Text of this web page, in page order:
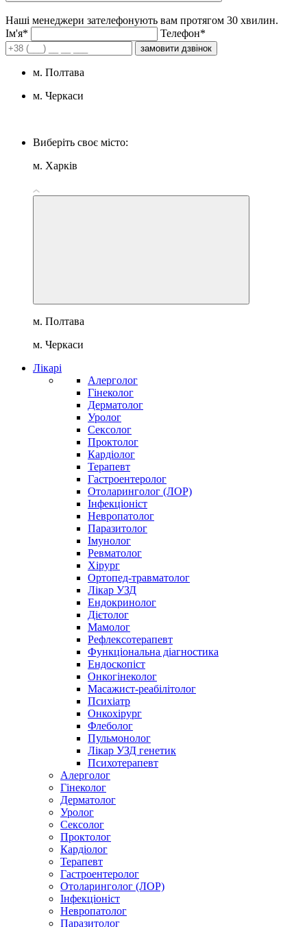
Наші менеджери зателефонують вам протягом 30 хвилин.
Iм'я*
Телефон*
замовити дзвінок
м. Полтава
м. Черкаси
Виберіть своє місто:
м. Харків
м. Полтава
м. Черкаси
Лікарі
Алерголог
Гінеколог
Дерматолог
Уролог
Сексолог
Проктолог
Кардіолог
Терапевт
Гастроентеролог
Отоларинголог (ЛОР)
Інфекціоніст
Невропатолог
Паразитолог
Імунолог
Ревматолог
Хірург
Ортопед-травматолог
Лікар УЗД
Ендокринолог
Дієтолог
Мамолог
Рефлексотерапевт
Функціональна діагностика
Ендоскопіст
Онкогінеколог
Масажист-реабілітолог
Психіатр
Онкохірург
Флеболог
Пульмонолог
Лікар УЗД генетик
Психотерапевт
Алерголог
Гінеколог
Дерматолог
Уролог
Сексолог
Проктолог
Кардіолог
Терапевт
Гастроентеролог
Отоларинголог (ЛОР)
Інфекціоніст
Невропатолог
Паразитолог